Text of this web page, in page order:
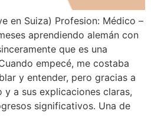
en Suiza) Profesion: Médico –
aprendiendo alemán con
que es una
empecé, me costaba
y entender, pero gracias a
a sus explicaciones claras,
significativos. Una de